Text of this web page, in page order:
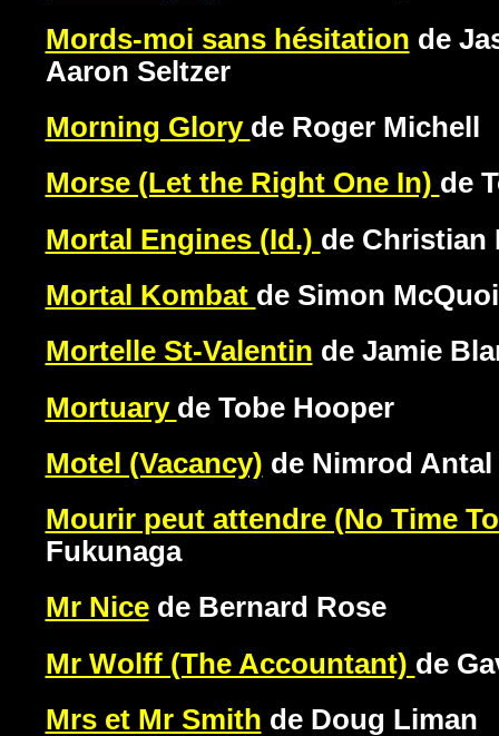
Mords-moi sans hésitation de
Aaron Seltzer
Morning Glory de Roger Michell
Morse (Let the Right One In) de
Mortal Engines (Id.) de Christian
Mortal Kombat de Simon
Mortelle St-Valentin de Jamie
Mortuary de Tobe Hooper
Motel (Vacancy) de Nimrod Antal
Mourir peut attendre (No Time
Fukunaga
Mr Nicede Bernard Rose
Mr Wolff (The Accountant) de
Mrs et Mr Smith de Doug Liman